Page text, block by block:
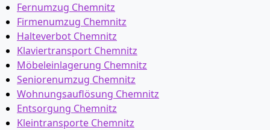
Fernumzug Chemnitz
Firmenumzug Chemnitz
Halteverbot Chemnitz
Klaviertransport Chemnitz
Möbeleinlagerung Chemnitz
Seniorenumzug Chemnitz
Wohnungsauflösung Chemnitz
Entsorgung Chemnitz
Kleintransporte Chemnitz